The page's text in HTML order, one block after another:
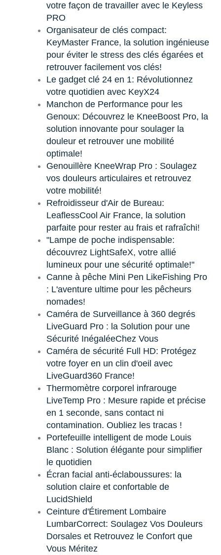
votre façon de travailler avec le Keyless
PRO
Organisateur de clés compact:
KeyMaster France, la solution ingénieuse
pour éviter le stress des clés égarées et
retrouver facilement vos clés!
Le gadget clé 24 en 1: Révolutionnez
votre quotidien avec KeyX24
Manchon de Performance pour les
Genoux: Découvrez le KneeBoost Pro, la
solution innovante pour soulager la
douleur et retrouver une mobilité
optimale!
Genouillère KneeWrap Pro : Soulagez
vos douleurs articulaires et retrouvez
votre mobilité!
Refroidisseur d'Air de Bureau:
LeaflessCool Air France, la solution
parfaite pour rester au frais et rafraîchi!
"Lampe de poche indispensable:
découvrez LightSafeX, votre allié
lumineux pour une sécurité optimale!"
Canne à pêche Mini Pen LikeFishing Pro
: L'aventure ultime pour les pêcheurs
nomades!
Caméra de Surveillance à 360 degrés
LiveGuard Pro : la Solution pour une
Sécurité InégaléeChez Vous
Caméra de sécurité Full HD: Protégez
votre foyer en un clin d'oeil avec
LiveGuard360 France!
Thermomètre corporel infrarouge
LiveTemp Pro : Mesure rapide et précise
en 1 seconde, sans contact ni
contamination. Oubliez les tracas !
Portefeuille intelligent de mode Louis
Blanc : Solution élégante pour simplifier
le quotidien
Écran facial anti-éclaboussures: la
solution claire et confortable de
LucidShield
Ceinture d'Étirement Lombaire
LumbarCorrect: Soulagez Vos Douleurs
Dorsales et Retrouvez le Confort que
Vous Méritez